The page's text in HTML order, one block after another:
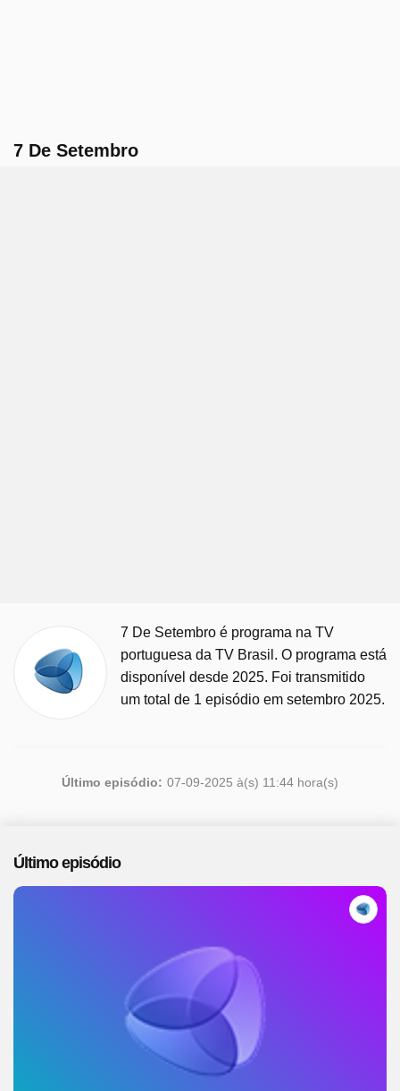
7 De Setembro
7 De Setembro é programa na TV
portuguesa da TV Brasil. O programa está
disponível desde 2025. Foi transmitido
um total de 1 episódio em setembro 2025.
Último episódio: 07-09-2025 à(s) 11:44 hora(s)
Último episódio